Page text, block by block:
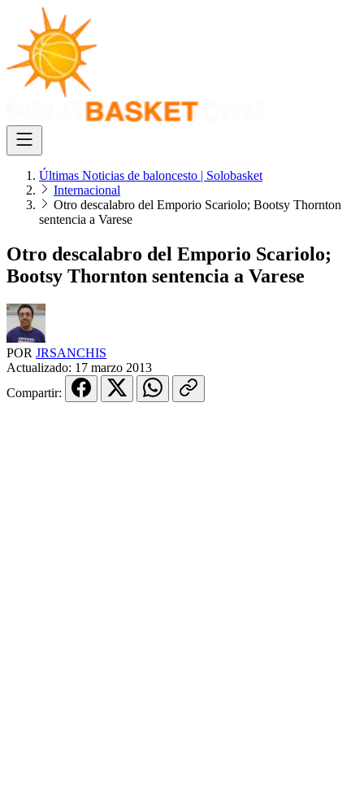
Últimas Noticias de baloncesto | Solobasket
Internacional
Otro descalabro del Emporio Scariolo; Bootsy Thornton
sentencia a Varese
Otro descalabro del Emporio Scariolo;
Bootsy Thornton sentencia a Varese
POR JRSANCHIS
Actualizado: 17 marzo 2013
Compartir: